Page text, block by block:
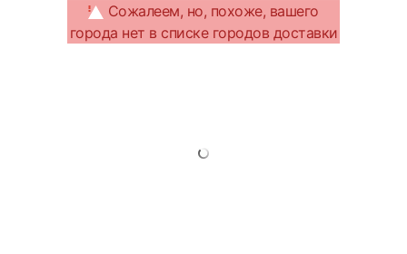
Сожалеем, но, похоже, вашего
города нет в списке городов доставки